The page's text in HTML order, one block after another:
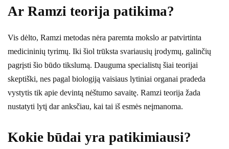
Ar Ramzi teorija patikima?
Vis dėlto, Ramzi metodas nėra paremta mokslo ar patvirtinta
medicininių tyrimų. Iki šiol trūksta svariausių įrodymų, galinčių
pagrįsti šio būdo tikslumą. Dauguma specialistų šiai teorijai
skeptiški, nes pagal biologiją vaisiaus lytiniai organai pradeda
vystytis tik apie devintą nėštumo savaitę. Ramzi teorija žada
nustatyti lytį dar anksčiau, kai tai iš esmės neįmanoma.
Kokie būdai yra patikimiausi?